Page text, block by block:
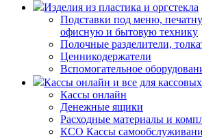
Изделия из пластика и оргстекла
Подставки под меню,
офисную и бытовую технику
Полочные разделители,
Ценникодержатели
Вспомогательное
Кассы онлайн и все для
Кассы онлайн
Денежные ящики
Расходные материалы и
КСО Кассы